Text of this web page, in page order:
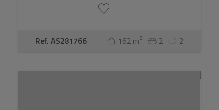
Ref. AS281766 162 m2 2 2